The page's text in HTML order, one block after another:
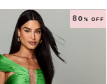
80 % OFF